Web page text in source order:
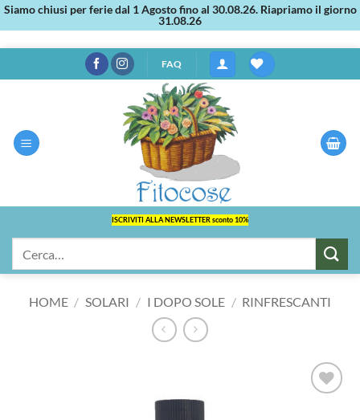
Siamo chiusi per ferie dal 1 Agosto fino al 30.08.26. Riapriamo il giorno
31.08.26
ai
FAQ
ISCRIVITI ALLA NEWSLETTER sconto 10%
HOME / SOLARI / I DOPO SOLE / RINFRESCANTI